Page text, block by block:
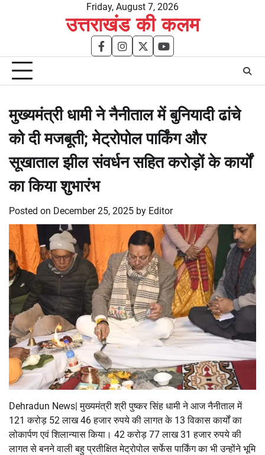
Friday, August 7, 2026
उत्तराखंड की कलम
facebookinstagram
twitteryoutube
मुख्यमंत्री धामी ने नैनीताल में बुनियादी ढांचे
को दी मजबूती; मेट्रोपोल पार्किंग और
सूखाताल झील संवर्धन सहित करोड़ों के कार्यों
का किया शुभारंभ
Posted on December 25, 2025 by Editor
Dehradun News| मुख्यमंत्री श्री पुष्कर सिंह धामी ने आज नैनीताल में
121 करोड़ 52 लाख 46 हजार रुपये की लागत के 13 विकास कार्यों का
लोकार्पण एवं शिलान्यास किया। 42 करोड़ 77 लाख 31 हजार रुपये की
लागत से बनने वाली बहु प्रतीक्षित मेट्रोपोल सर्फेस पार्किंग का भी उन्होंने भूमि